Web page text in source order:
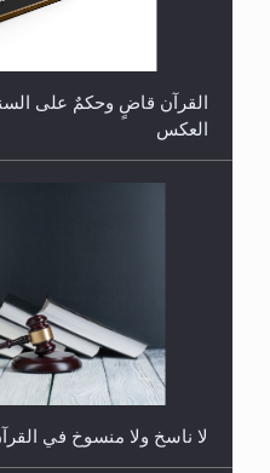
والأظافر البلاستيكية
هل يُحسب حول الزكاة وفق
القرآن قاضٍ وحكمٌ على
العكس
لا ناسخ ولا منسوخ في